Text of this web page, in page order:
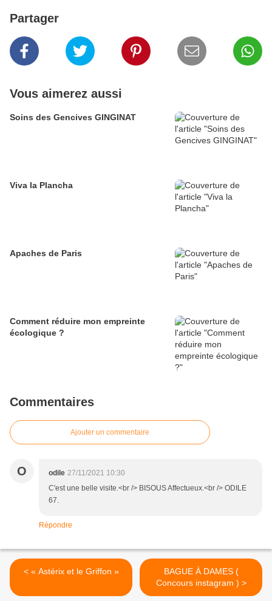
Partager
Vous aimerez aussi
Soins des Gencives GINGINAT
Viva la Plancha
Apaches de Paris
Comment réduire mon empreinte
écologique ?
Commentaires
Ajouter un commentaire
O odile 27/11/2021 10:30
C'est une belle visite.<br /> BISOUS Affectueux.<br /> ODILE
67.
Répondre
< « Astérix et le Griffon »
BAGUE À DAMES (
Concours instagram ) >